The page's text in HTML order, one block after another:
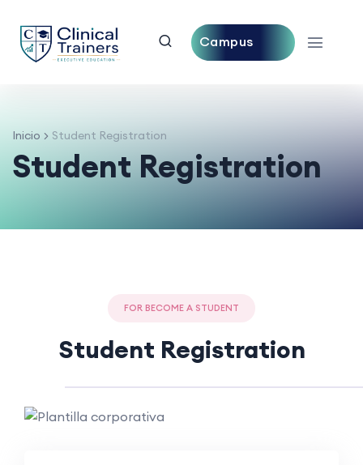
Campus
Inicio Student Registration
Student Registration
FOR BECOME A STUDENT
Student Registration